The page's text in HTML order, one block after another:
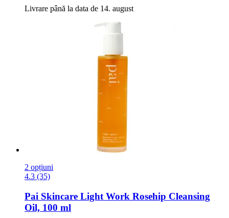
Livrare până la data de 14. august
2 opțiuni
4.3 (35)
Pai Skincare Light Work Rosehip Cleansing
Oil, 100 ml